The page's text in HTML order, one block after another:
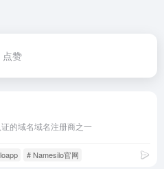
点赞
的域名域名注册商之一
# Namesilo官网